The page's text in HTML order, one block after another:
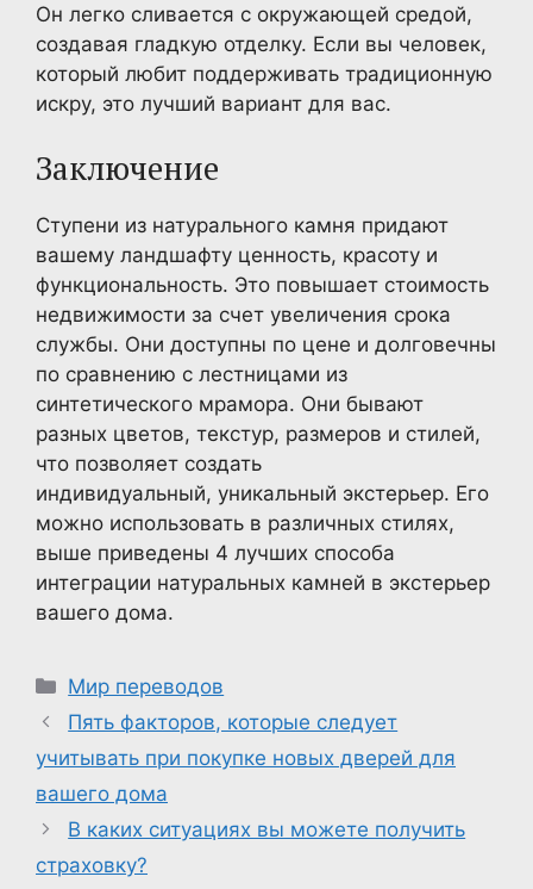
Он легко сливается с окружающей средой,
создавая гладкую отделку. Если вы человек,
который любит поддерживать традиционную
искру, это лучший вариант для вас.
Заключение
Ступени из натурального камня придают
вашему ландшафту ценность, красоту и
функциональность. Это повышает стоимость
недвижимости за счет увеличения срока
службы. Они доступны по цене и долговечны
по сравнению с лестницами из
синтетического мрамора. Они бывают
разных цветов, текстур, размеров и стилей,
что позволяет создать
индивидуальный, уникальный экстерьер. Его
можно использовать в различных стилях,
выше приведены 4 лучших способа
интеграции натуральных камней в экстерьер
вашего дома.
Рубрики
Мир переводов
Пять факторов, которые следует
учитывать при покупке новых дверей для
вашего дома
В каких ситуациях вы можете получить
страховку?